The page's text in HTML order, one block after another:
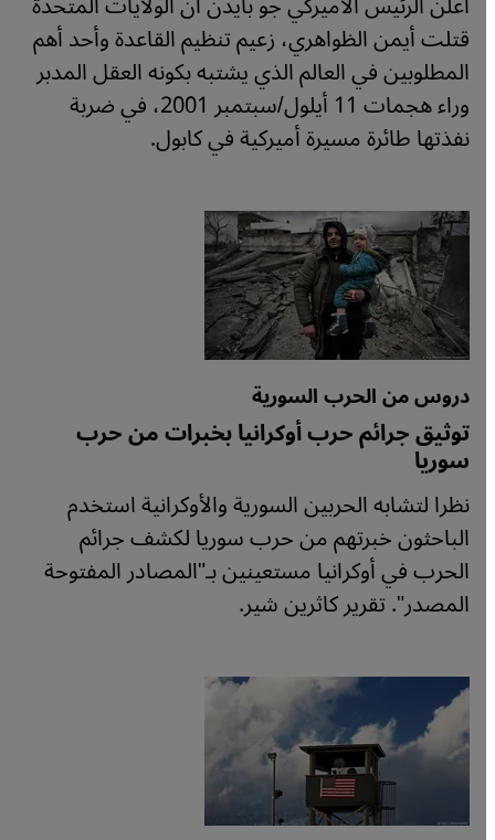
قتلت أيمن الظواهري، زعيم تنظيم القاعدة وأحد أهم
المطلوبين في العالم الذي يشتبه بكونه العقل المدبر
وراء هجمات 11 أيلول/سبتمبر 2001، في ضربة
نفذتها طائرة مسيرة أميركية في كابول.
دروس من الحرب السورية
توثيق جرائم حرب أوكرانيا بخبرات من حرب
سوريا
نظرا لتشابه الحربين السورية والأوكرانية استخدم
الباحثون خبرتهم من حرب سوريا لكشف جرائم
الحرب في أوكرانيا مستعينين بـ"المصادر المفتوحة
المصدر". تقرير كاثرين شير.